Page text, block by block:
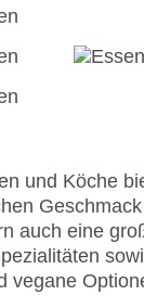
und Köche
auch eine
vegane